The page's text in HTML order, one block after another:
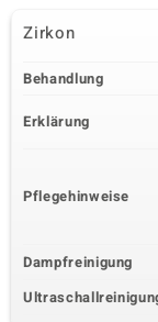
Krappenfassung
Zirkon
Behandlung
Erklärung
Pflegehinweise
Dampfreinigung